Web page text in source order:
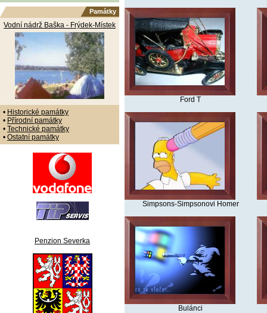
Památky
Vodní nádrž Baška - Frýdek-Místek
• Historické památky
• Přírodní památky
• Technické památky
• Ostatní památky
Penzion Severka
Ford T
Simpsons-Simpsonovi Homer
Bulánci